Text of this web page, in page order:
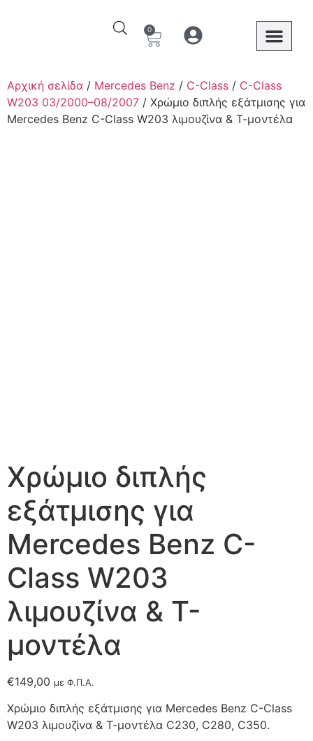
0
Αρχική σελίδα / Mercedes Benz / C-Class / C-Class
W203 03/2000–08/2007 / Χρώμιο διπλής εξάτμισης για
Mercedes Benz C-Class W203 λιμουζίνα & Τ-μοντέλα
Χρώμιο διπλής
εξάτμισης για
Mercedes Benz C-
Class W203
λιμουζίνα & Τ-
μοντέλα
€149,00 με Φ.Π.Α.
Χρώμιο διπλής εξάτμισης για Mercedes Benz C-Class
W203 λιμουζίνα & Τ-μοντέλα C230, C280, C350.